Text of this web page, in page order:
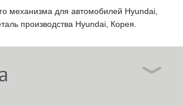
механизма для автомобилей Hyundai,
производства Hyundai, Корея.